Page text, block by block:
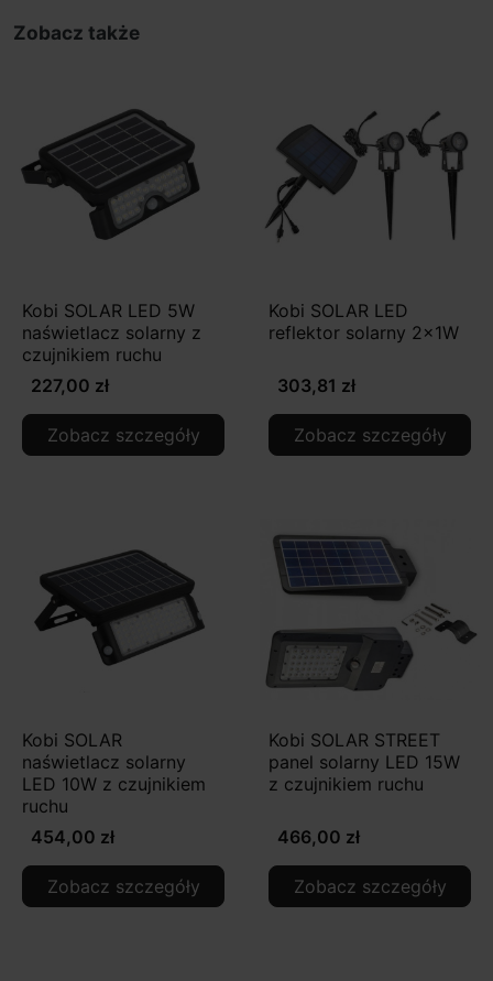
Zobacz także
Kobi SOLAR LED 5W
naświetlacz solarny z
czujnikiem ruchu
227,00 zł
Zobacz szczegóły
Kobi SOLAR LED
reflektor solarny 2x1W
303,81 zł
Zobacz szczegóły
Kobi SOLAR
naświetlacz solarny
LED 10W z czujnikiem
ruchu
454,00 zł
Zobacz szczegóły
Kobi SOLAR STREET
panel solarny LED 15W
z czujnikiem ruchu
466,00 zł
Zobacz szczegóły